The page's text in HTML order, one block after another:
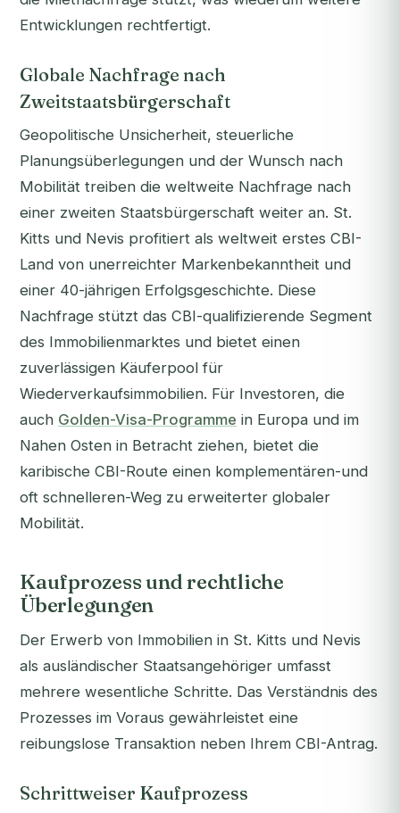
Entwicklungen rechtfertigt.
Globale Nachfrage nach
Zweitstaatsbürgerschaft
Geopolitische Unsicherheit, steuerliche
Planungsüberlegungen und der Wunsch nach
Mobilität treiben die weltweite Nachfrage nach
einer zweiten Staatsbürgerschaft weiter an. St.
Kitts und Nevis profitiert als weltweit erstes CBI-
Land von unerreichter Markenbekanntheit und
einer 40-jährigen Erfolgsgeschichte. Diese
Nachfrage stützt das CBI-qualifizierende Segment
des Immobilienmarktes und bietet einen
zuverlässigen Käuferpool für
Wiederverkaufsimmobilien. Für Investoren, die
auch Golden-Visa-Programme in Europa und im
Nahen Osten in Betracht ziehen, bietet die
karibische CBI-Route einen komplementären-und
oft schnelleren-Weg zu erweiterter globaler
Mobilität.
Kaufprozess und rechtliche
Überlegungen
Der Erwerb von Immobilien in St. Kitts und Nevis
als ausländischer Staatsangehöriger umfasst
mehrere wesentliche Schritte. Das Verständnis des
Prozesses im Voraus gewährleistet eine
reibungslose Transaktion neben Ihrem CBI-Antrag.
Schrittweiser Kaufprozess